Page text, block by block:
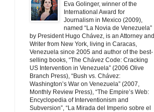
Eva Golinger, winner of the
International Award for
Journalism in Mexico (2009),
named “La Novia de Venezuela”
by President Hugo Chávez, is an Attorney and
Writer from New York, living in Caracas,
Venezuela since 2005 and author of the best-
selling books, “The Chávez Code: Cracking
US Intervention in Venezuela” (2006 Olive
Branch Press), “Bush vs. Chávez:
Washington’s War on Venezuela” (2007,
Monthly Review Press), “The Empire’s Web:
Encyclopedia of Interventionism and
Subversion”, “La Mirada del Imperio sobre el